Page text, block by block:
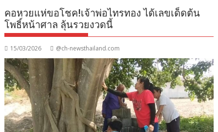
คอหวยแห่ขอโชค!เจ้าพ่อไทรทอง ได้เลขเด็ดต้น
โพธิ์หน้าศาล ลุ้นรวยงวดนี้
15/03/2026 @ch-newsthailand.com